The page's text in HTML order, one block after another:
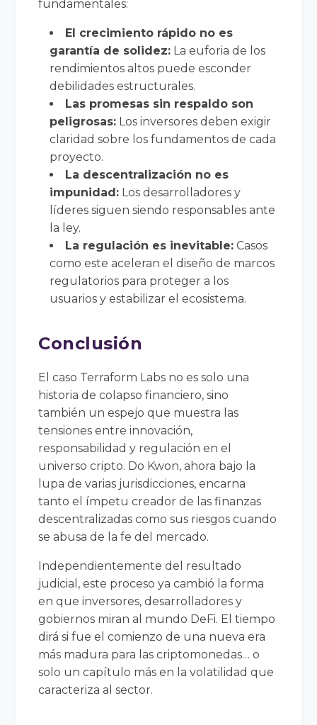
fundamentales:
El crecimiento rápido no es
garantía de solidez: La euforia de los
rendimientos altos puede esconder
debilidades estructurales.
Las promesas sin respaldo son
peligrosas: Los inversores deben exigir
claridad sobre los fundamentos de cada
proyecto.
La descentralización no es
impunidad: Los desarrolladores y
líderes siguen siendo responsables ante
la ley.
La regulación es inevitable: Casos
como este aceleran el diseño de marcos
regulatorios para proteger a los
usuarios y estabilizar el ecosistema.
Conclusión
El caso Terraform Labs no es solo una
historia de colapso financiero, sino
también un espejo que muestra las
tensiones entre innovación,
responsabilidad y regulación en el
universo cripto. Do Kwon, ahora bajo la
lupa de varias jurisdicciones, encarna
tanto el ímpetu creador de las finanzas
descentralizadas como sus riesgos cuando
se abusa de la fe del mercado.
Independientemente del resultado
judicial, este proceso ya cambió la forma
en que inversores, desarrolladores y
gobiernos miran al mundo DeFi. El tiempo
dirá si fue el comienzo de una nueva era
más madura para las criptomonedas… o
solo un capítulo más en la volatilidad que
caracteriza al sector.